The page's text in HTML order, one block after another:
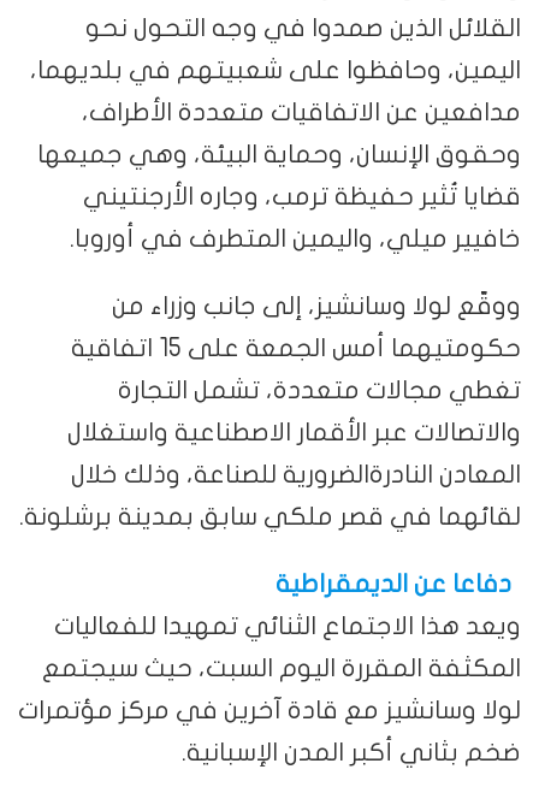
القلائل الذين صمدوا في وجه التحول نحو
اليمين، وحافظوا على شعبيتهم في بلديهما،
مدافعين عن الاتفاقيات متعددة الأطراف،
وحقوق الإنسان، وحماية البيئة، وهي جميعها
قضايا تُثير حفيظة ترمب، وجاره الأرجنتيني
خافيير ميلي، واليمين المتطرف في أوروبا.
ووقّع لولا وسانشيز، إلى جانب وزراء من
حكومتيهما أمس الجمعة على 15 اتفاقية
تغطي مجالات متعددة، تشمل التجارة
والاتصالات عبر الأقمار الاصطناعية واستغلال
المعادن النادرةالضرورية للصناعة، وذلك خلال
لقائهما في قصر ملكي سابق بمدينة برشلونة.
دفاعا عن الديمقراطية
ويعد هذا الاجتماع الثنائي تمهيدا للفعاليات
المكثفة المقررة اليوم السبت، حيث سيجتمع
لولا وسانشيز مع قادة آخرين في مركز مؤتمرات
ضخم بثاني أكبر المدن الإسبانية.